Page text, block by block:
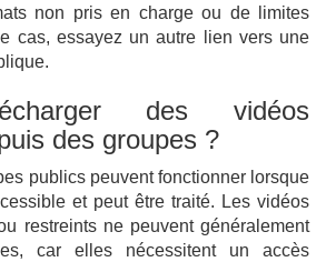
non pris en charge ou de limites
cas, essayez un autre lien vers une
des vidéos
des groupes ?
publics peuvent fonctionner lorsque
et peut être traité. Les vidéos
restreints ne peuvent généralement
car elles nécessitent un accès